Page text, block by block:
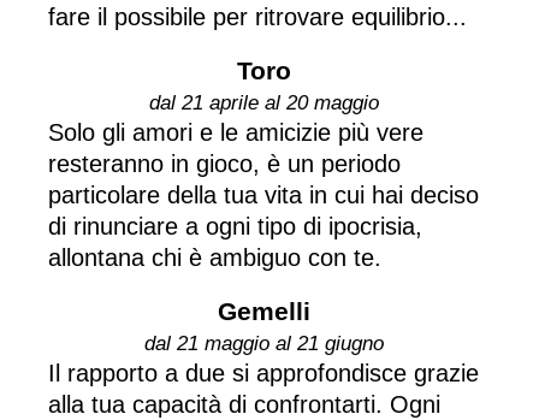
fare il possibile per ritrovare equilibrio...
Toro
dal 21 aprile al 20 maggio
Solo gli amori e le amicizie più vere
resteranno in gioco, è un periodo
particolare della tua vita in cui hai deciso
di rinunciare a ogni tipo di ipocrisia,
allontana chi è ambiguo con te.
Gemelli
dal 21 maggio al 21 giugno
Il rapporto a due si approfondisce grazie
alla tua capacità di confrontarti. Ogni